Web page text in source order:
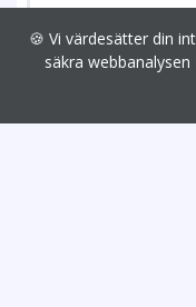
🍪 Vi värdesätter din
säkra